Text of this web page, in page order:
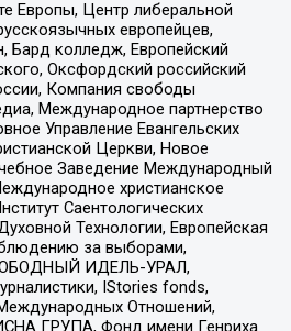
Европы, Центр либеральной
европейцев,
Бард колледж, Европейский
Оксфордский российский
Компания свободы
Международное партнерство
Управление Евангельских
Церкви, Новое
Заведение Международный
христианское
Саентологических
Технологии, Европейская
за выборами,
ИДЕЛЬ-УРАЛ,
IStories fonds,
Отношений,
ГРУПА, Фонд имени Генриха